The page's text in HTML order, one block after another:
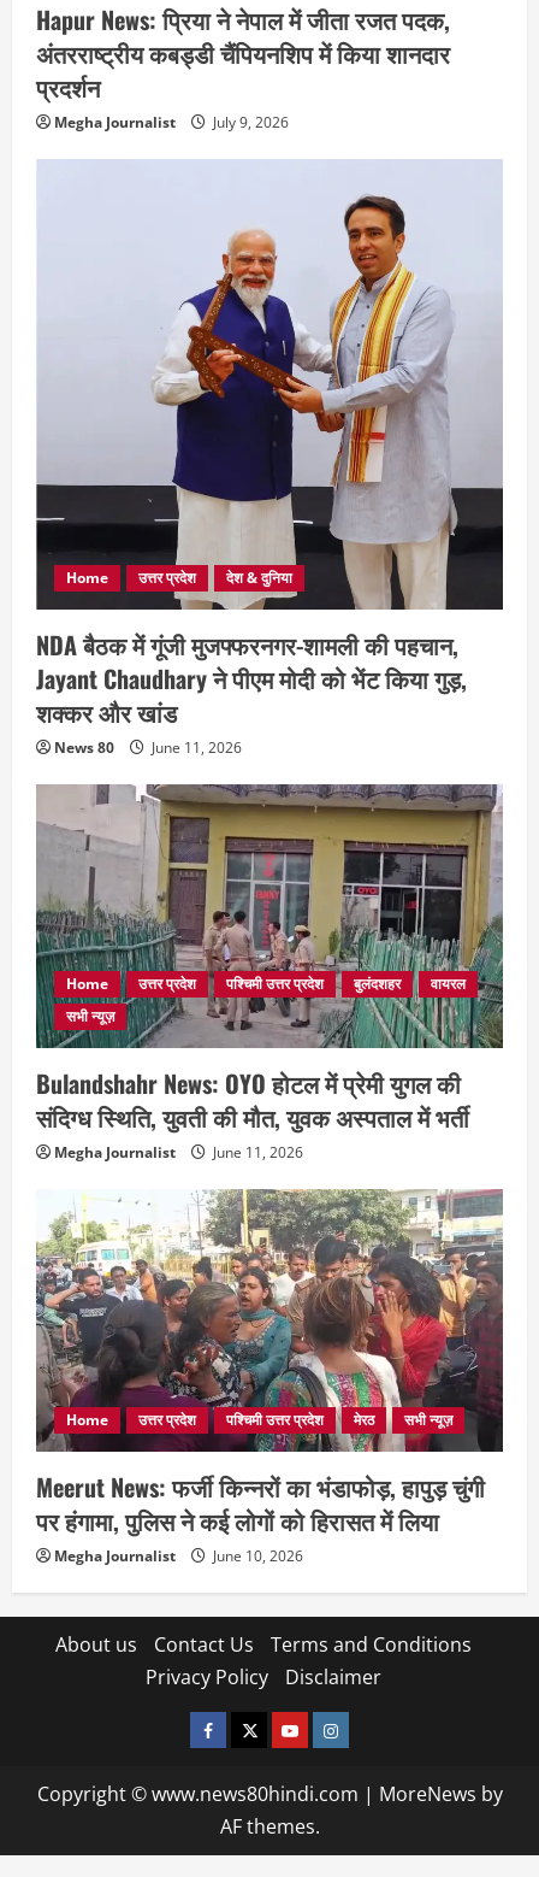
Hapur News: प्रिया ने नेपाल में जीता रजत पदक,
अंतरराष्ट्रीय कबड्डी चैंपियनशिप में किया शानदार
प्रदर्शन
Megha Journalist July 9, 2026
Home उत्तर प्रदेश देश & दुनिया
NDA बैठक में गूंजी मुजफ्फरनगर-शामली की पहचान,
Jayant Chaudhary ने पीएम मोदी को भेंट किया गुड़,
शक्कर और खांड
News 80 June 11, 2026
Home उत्तर प्रदेश पश्चिमी उत्तर प्रदेश बुलंदशहर
वायरल
सभी न्यूज़
Bulandshahr News: OYO होटल में प्रेमी युगल की
संदिग्ध स्थिति, युवती की मौत, युवक अस्पताल में भर्ती
Megha Journalist June 11, 2026
Home उत्तर प्रदेश पश्चिमी उत्तर प्रदेश मेरठ सभी न्यूज़
Meerut News: फर्जी किन्नरों का भंडाफोड़, हापुड़ चुंगी
पर हंगामा, पुलिस ने कई लोगों को हिरासत में लिया
Megha Journalist June 10, 2026
About us Contact Us
Terms and Conditions
Privacy Policy
Disclaimer
facebooktwitterYOUTUBE
instagram
Copyright © www.news80hindi.com | MoreNews by
AF themes.